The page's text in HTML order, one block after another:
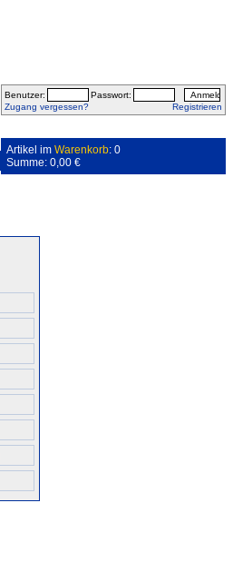
Benutzer:
Passwort:
Zugang vergessen?
Registrieren
Artikel im Warenkorb: 0
Summe: 0,00 €